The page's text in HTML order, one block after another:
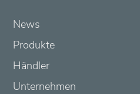
News
Produkte
Händler
Unternehmen